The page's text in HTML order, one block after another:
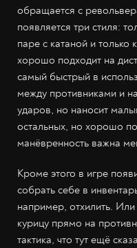
обращается с
появляется три стиля:
паре с катаной и только
хорошо подходит на
самый быстрый в
между противниками и
ударов, но наносит
остальных, но хорошо
манёвренность важна
Кроме этого в игре
собрать себе в
например, отхилить.
курицу прямо на
тактика, что тут ещё